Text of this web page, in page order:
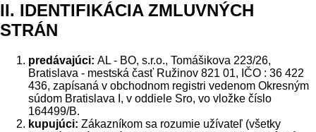
II. IDENTIFIKÁCIA ZMLUVNÝCH
STRÁN
predávajúci: AL - BO, s.r.o., Tomášikova 223/26,
Bratislava - mestská časť Ružinov 821 01, IČO : 36 422
436, zapísaná v obchodnom registri vedenom Okresným
súdom Bratislava I, v oddiele Sro, vo vložke číslo
164499/B.
kupujúci: Zákazníkom sa rozumie užívateľ (všetky